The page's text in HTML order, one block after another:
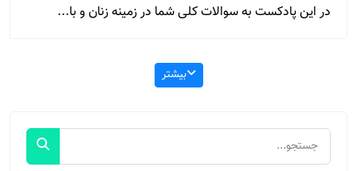
در این پادکست به سوالات کلی شما در زمینه زنان و با...
بیشتر